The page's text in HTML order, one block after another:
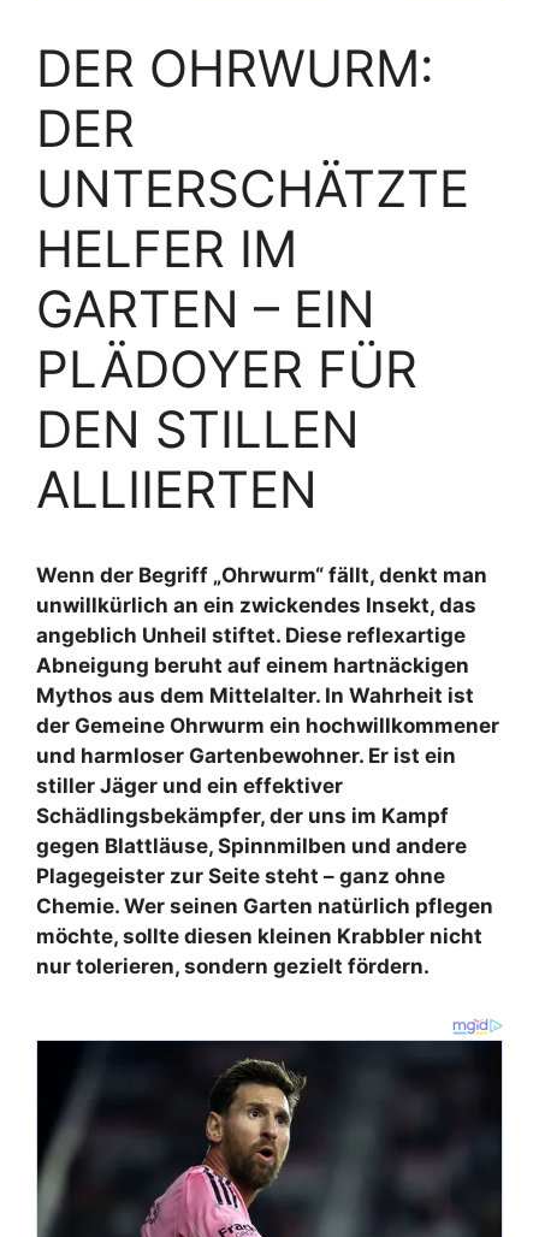
DER OHRWURM:
DER
UNTERSCHÄTZTE
HELFER IM
GARTEN – EIN
PLÄDOYER FÜR
DEN STILLEN
ALLIIERTEN
Wenn der Begriff „Ohrwurm“ fällt, denkt man
unwillkürlich an ein zwickendes Insekt, das
angeblich Unheil stiftet. Diese reflexartige
Abneigung beruht auf einem hartnäckigen
Mythos aus dem Mittelalter. In Wahrheit ist
der Gemeine Ohrwurm ein hochwillkommener
und harmloser Gartenbewohner. Er ist ein
stiller Jäger und ein effektiver
Schädlingsbekämpfer, der uns im Kampf
gegen Blattläuse, Spinnmilben und andere
Plagegeister zur Seite steht – ganz ohne
Chemie. Wer seinen Garten natürlich pflegen
möchte, sollte diesen kleinen Krabbler nicht
nur tolerieren, sondern gezielt fördern.